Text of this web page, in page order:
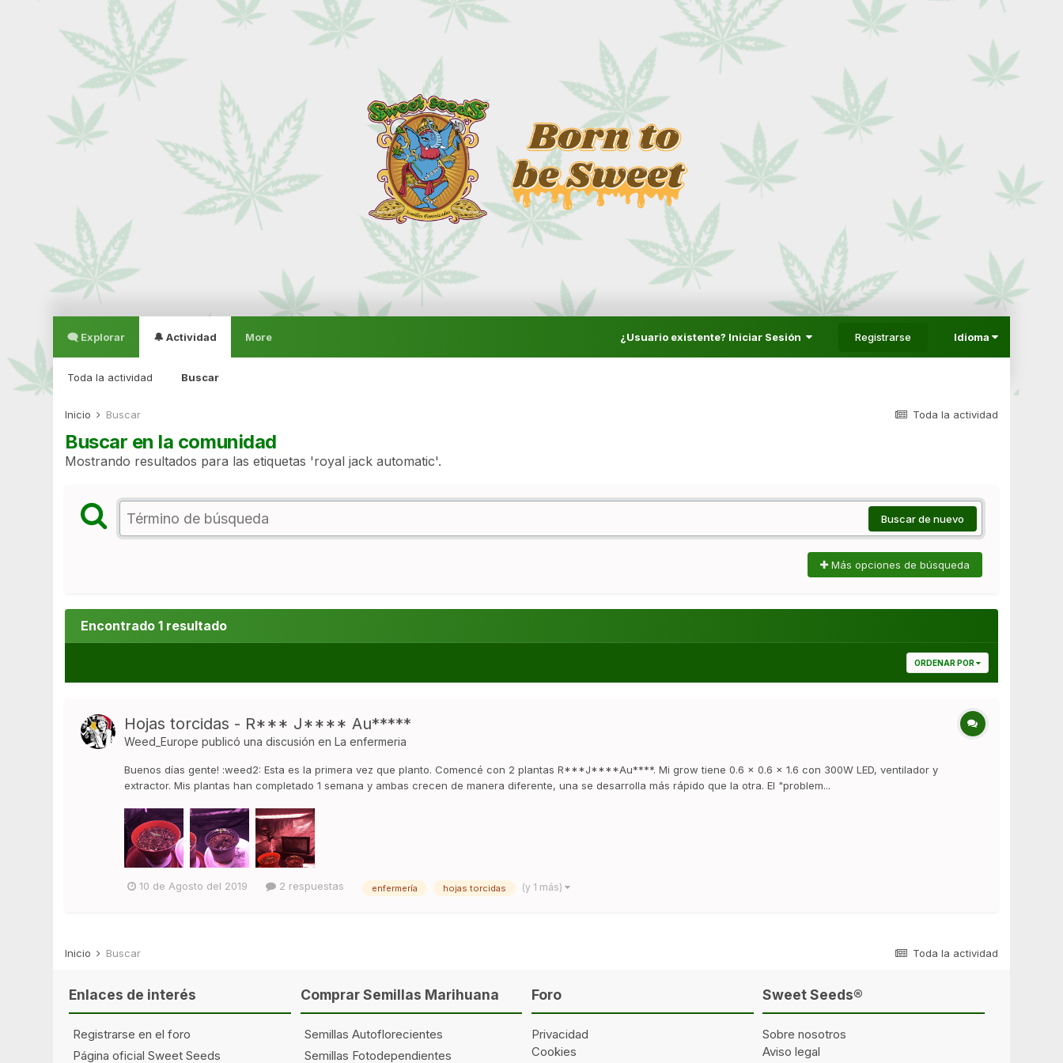
🗨 Explorar 🔔 Actividad
Toda la actividad Buscar
More ¿Usuario existente? Iniciar Sesión Registrarse Idioma
Toda la actividad
Inicio Buscar
Buscar en la comunidad
Mostrando resultados para las etiquetas 'royal jack automatic'.
Buscar de nuevo
Más opciones de búsqueda
Encontrado 1 resultado
ORDENAR POR
Hojas torcidas - R*** J**** Au*****
Weed_Europe publicó una discusión enLa enfermeria
Buenos días gente! :weed2: Esta es la primera vez que planto. Comencé con 2 plantas R***J****Au****. Mi grow tiene 0.6 x 0.6 x 1.6 con 300W LED, ventilador y
extractor. Mis plantas han completado 1 semana y ambas crecen de manera diferente, una se desarrolla más rápido que la otra. El "problem...
10 de Agosto del 2019 2 respuestas enfermería hojas torcidas (y 1 más)
Toda la actividad
Inicio Buscar
Enlaces de interés
Registrarse en el foro
Página oficial Sweet Seeds
Comprar Semillas Marihuana
Semillas Autoflorecientes
Semillas Fotodependientes
Foro
Privacidad
Cookies
Sweet Seeds®
Sobre nosotros
Aviso legal